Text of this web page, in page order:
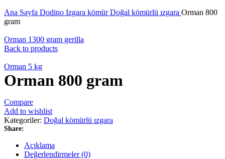
Ana Sayfa Dodino Izgara kömürDoğal kömürlü ızgara Orman 800
gram
Orman 1300 gram gerilla
Back to products
Orman 5 kg
Orman 800 gram
Compare
Add to wishlist
Kategoriler: Doğal kömürlü ızgara
Share:
Açıklama
Değerlendirmeler (0)